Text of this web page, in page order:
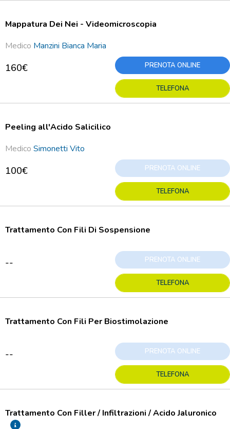
Mappatura Dei Nei - Videomicroscopia
Medico Manzini Bianca Maria
160€ PRENOTA ONLINE
TELEFONA
Peeling all'Acido Salicilico
Medico Simonetti Vito
100€ PRENOTA ONLINE
TELEFONA
Trattamento Con Fili Di Sospensione
-- PRENOTA ONLINE
TELEFONA
Trattamento Con Fili Per Biostimolazione
-- PRENOTA ONLINE
TELEFONA
Trattamento Con Filler / Infiltrazioni / Acido Jaluronico